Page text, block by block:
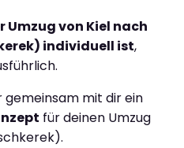
Umzug von Kiel nach
individuell ist,
gemeinsam mit dir ein
für deinen Umzug